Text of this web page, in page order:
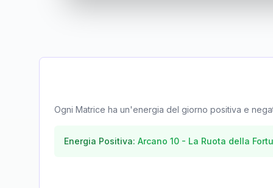
Ogni Matrice ha un'energia del giorno positiva e
Energia Positiva: Arcano 10 - La Ruota della